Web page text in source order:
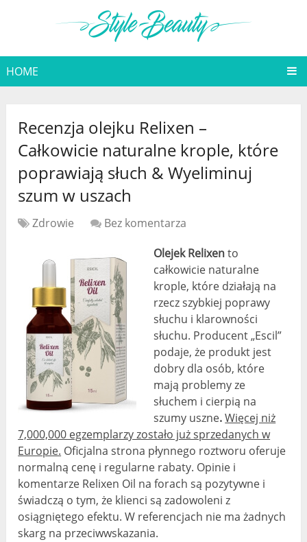
HOME
Recenzja olejku Relixen –
Całkowicie naturalne krople, które
poprawiają słuch & Wyeliminuj
szum w uszach
Zdrowie
Bez komentarza
Olejek Relixento
całkowicie naturalne
krople, które działają na
rzecz szybkiej poprawy
słuchu i klarowności
słuchu. Producent „Escil”
podaje, że produkt jest
dobry dla osób, które
mają problemy ze
słuchem i cierpią na
szumy uszne.Więcej niż
7,000,000 egzemplarzy zostało już sprzedanych w
Europie. Oficjalna strona płynnego roztworu oferuje
normalną cenę i regularne rabaty. Opinie i
komentarze Relixen Oil na forach są pozytywne i
świadczą o tym, że klienci są zadowoleni z
osiągniętego efektu. W referencjach nie ma żadnych
skarg na przeciwwskazania.